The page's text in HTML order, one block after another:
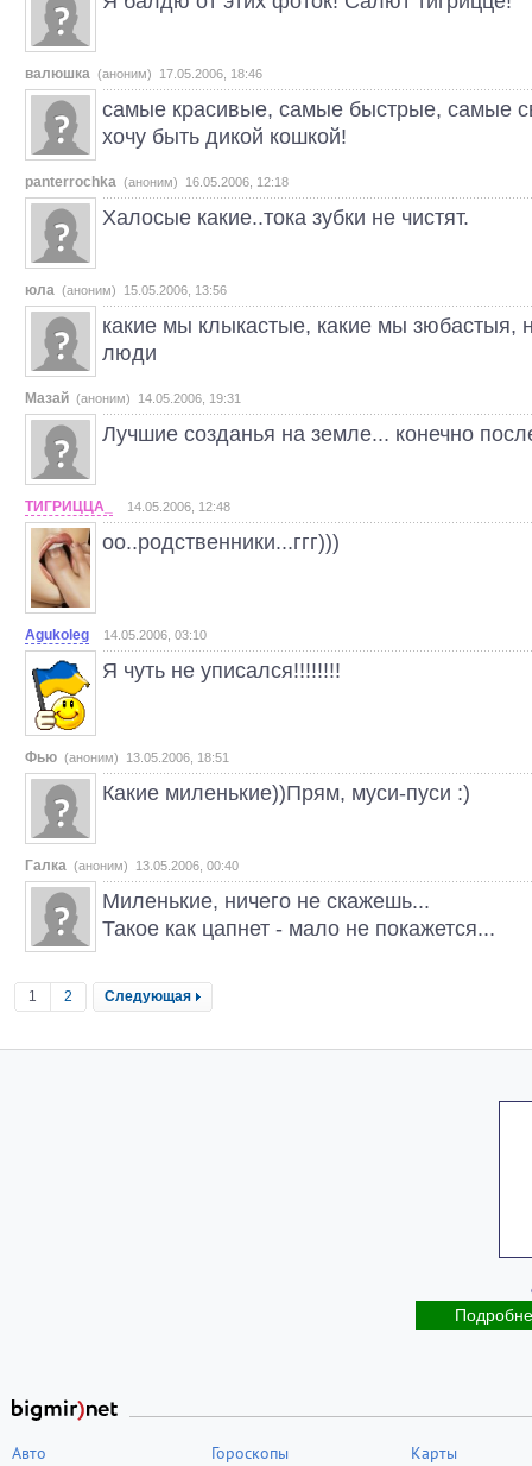
валюшка (аноним) 17.05.2006, 18:46
самые красивые, самые быстрые, самые
хочу быть дикой кошкой!
panterrochka (аноним) 16.05.2006, 12:18
Халосые какие..тока зубки не чистят.
юла (аноним) 15.05.2006, 13:56
какие мы клыкастые, какие мы зюбастыя,
люди
Мазай (аноним) 14.05.2006, 19:31
Лучшие созданья на земле... конечно
ТИГРИЦЦА_ 14.05.2006, 12:48
оо..родственники...ггг)))
Agukoleg 14.05.2006, 03:10
Я чуть не уписался!!!!!!!!
Фью (аноним) 13.05.2006, 18:51
Какие миленькие))Прям, муси-пуси :)
Галка (аноним) 13.05.2006, 00:40
Миленькие, ничего не скажешь...
Такое как цапнет - мало не покажется...
1 2 Следующая
Авто
Гороскопы
Карты